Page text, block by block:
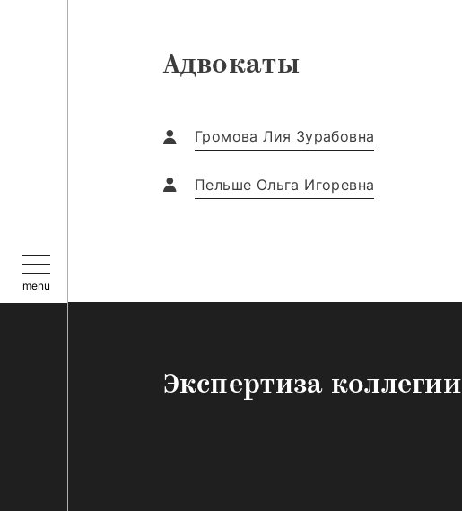
menu
Адвокаты
Громова Лия Зурабовна
Пельше Ольга Игоревна
Экспертиза коллегии